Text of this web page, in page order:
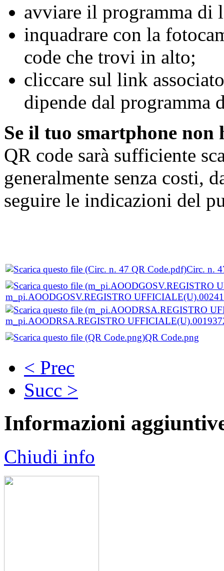
avviare il programma di
inquadrare con la
code che trovi in alto;
cliccare sul link
dipende dal programma
Se il tuo smartphone non
QR code sarà sufficiente
generalmente senza costi,
seguire le indicazioni del
Circ. n.
m_pi.AOODGOSV.REGISTRO
m_pi.AOODRSA.REGISTRO
QR Code.png
< Prec
Succ >
Informazioni
Chiudi info